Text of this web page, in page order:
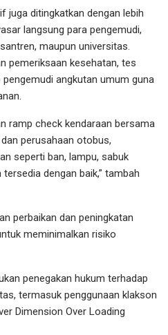
juga ditingkatkan dengan lebih
langsung para pengemudi,
maupun universitas.
pemeriksaan kesehatan, tes
angkutan umum guna
ramp check kendaraan bersama
perusahaan otobus,
seperti ban, lampu, sabuk
dengan baik,” tambah
perbaikan dan peningkatan
meminimalkan risiko
penegakan hukum terhadap
termasuk penggunaan klakson
Dimension Over Loading